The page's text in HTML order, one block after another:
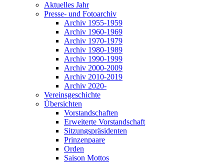
Aktuelles Jahr
Presse- und Fotoarchiv
Archiv 1955-1959
Archiv 1960-1969
Archiv 1970-1979
Archiv 1980-1989
Archiv 1990-1999
Archiv 2000-2009
Archiv 2010-2019
Archiv 2020-
Vereinsgeschichte
Übersichten
Vorstandschaften
Erweiterte Vorstandschaft
Sitzungspräsidenten
Prinzenpaare
Orden
Saison Mottos